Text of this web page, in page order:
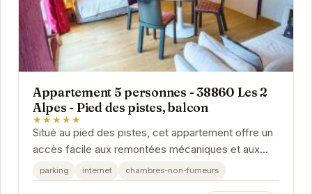
Appartement 5 personnes - 38860 Les 2
Alpes - Pied des pistes, balcon
★★★★★
Situé au pied des pistes, cet appartement offre un
accès facile aux remontées mécaniques et aux
activités de la station. Il dispose d'un balcon...
parking internet chambres-non-fumeurs